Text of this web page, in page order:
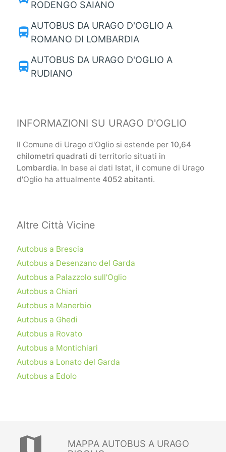
RODENGO SAIANO
directions_bus AUTOBUS DA URAGO D'OGLIO A
ROMANO DI LOMBARDIA
directions_bus AUTOBUS DA URAGO D'OGLIO A
RUDIANO
INFORMAZIONI SU URAGO D'OGLIO
Il Comune di Urago d'Oglio si estende per 10,64
chilometri quadrati di territorio situati in
Lombardia. In base ai dati Istat, il comune di Urago
d'Oglio ha attualmente 4052 abitanti.
Altre Città Vicine
Autobus a Brescia
Autobus a Desenzano del Garda
Autobus a Palazzolo sull'Oglio
Autobus a Chiari
Autobus a Manerbio
Autobus a Ghedi
Autobus a Rovato
Autobus a Montichiari
Autobus a Lonato del Garda
Autobus a Edolo
map
MAPPA AUTOBUS A URAGO